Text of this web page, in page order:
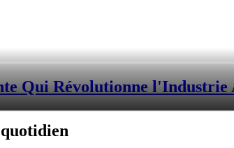
Qui Révolutionne l'Industrie